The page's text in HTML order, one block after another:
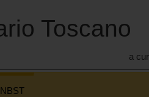
Toscano
a